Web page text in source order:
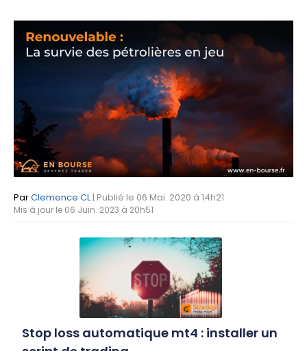
ParClemence CL | Publié le 06 Mai. 2020 à 14h21
Mis à jour le 06 Juin. 2023 à 20h51
Stop loss automatique mt4 : installer un